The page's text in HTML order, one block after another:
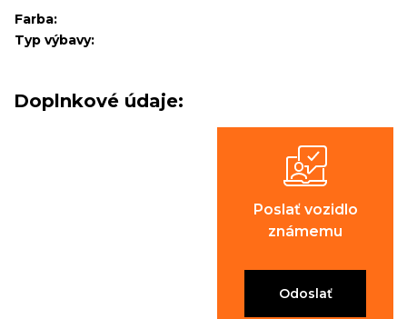
Farba:
Typ výbavy:
Doplnkové údaje:
Poslať vozidlo
známemu
Odoslať